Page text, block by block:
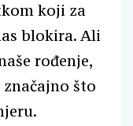
koji za
blokira. Ali
rođenje,
značajno što